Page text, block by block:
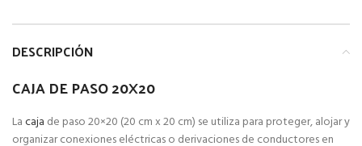
DESCRIPCIÓN
CAJA DE PASO 20X20
Lacaja de paso 20×20 (20 cm x 20 cm) se utiliza para proteger, alojar y
organizar conexiones eléctricas o derivaciones de conductores en